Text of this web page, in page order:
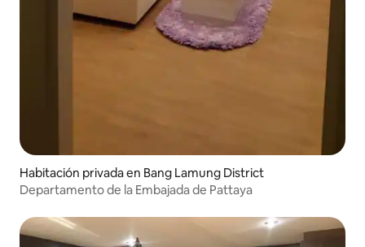
Habitación privada en Bang Lamung District
Departamento de la Embajada de Pattaya